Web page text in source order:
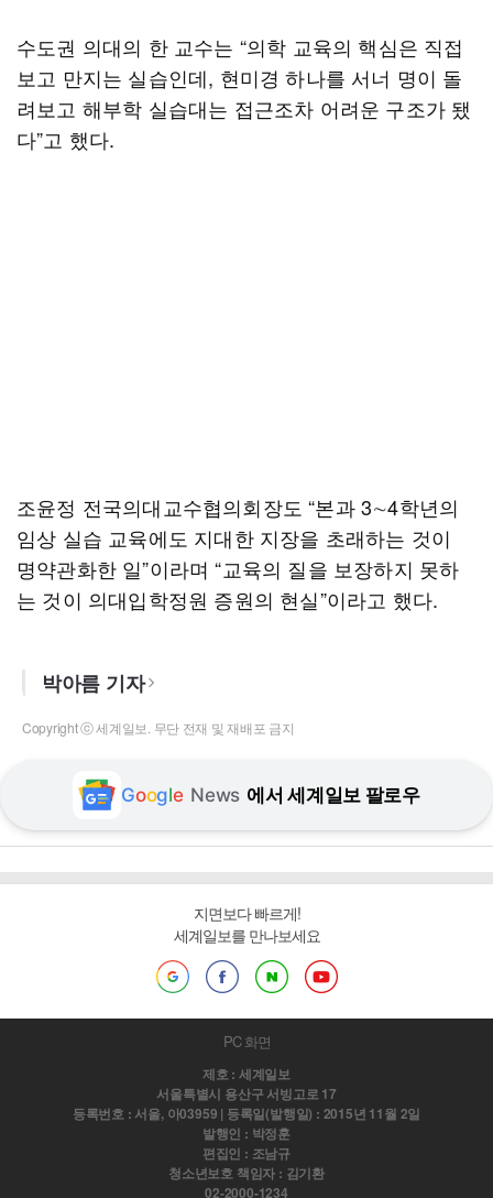
수도권 의대의 한 교수는 “의학 교육의 핵심은 직접
보고 만지는 실습인데, 현미경 하나를 서너 명이 돌
려보고 해부학 실습대는 접근조차 어려운 구조가 됐
다”고 했다.
조윤정 전국의대교수협의회장도 “본과 3∼4학년의
임상 실습 교육에도 지대한 지장을 초래하는 것이
명약관화한 일”이라며 “교육의 질을 보장하지 못하
는 것이 의대입학정원 증원의 현실”이라고 했다.
박아름 기자
Copyright ⓒ 세계일보. 무단 전재 및 재배포 금지
Google News 에서 세계일보 팔로우
지면보다 빠르게!
세계일보를 만나보세요
PC 화면
제호 : 세계일보
서울특별시 용산구 서빙고로 17
등록번호 : 서울, 아03959 | 등록일(발행일) : 2015년 11월 2일
발행인 : 박정훈
편집인 : 조남규
청소년보호 책임자 : 김기환
02-2000-1234